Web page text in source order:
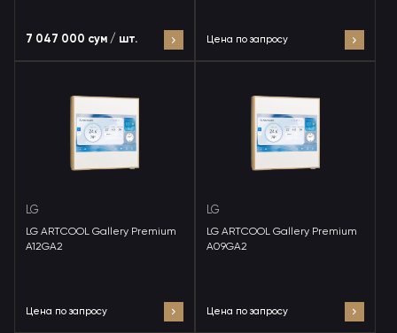
7 047 000 сум / шт. Цена по запросу
LG
LG ARTCOOL Gallery Premium
A12GA2
Цена по запросу
LG
LG ARTCOOL Gallery Premium
A09GA2
Цена по запросу